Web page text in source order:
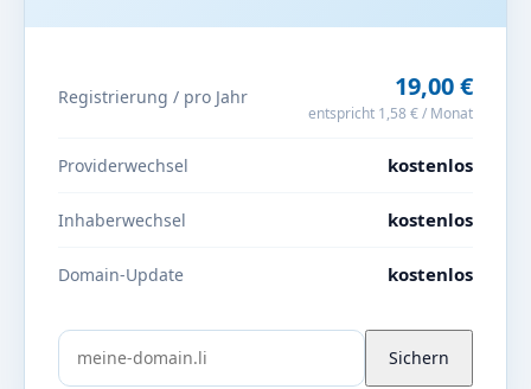
Registrierung / pro Jahr 19,00 €
entspricht 1,58 € / Monat
Providerwechsel kostenlos
Inhaberwechsel kostenlos
Domain-Update kostenlos
Sichern